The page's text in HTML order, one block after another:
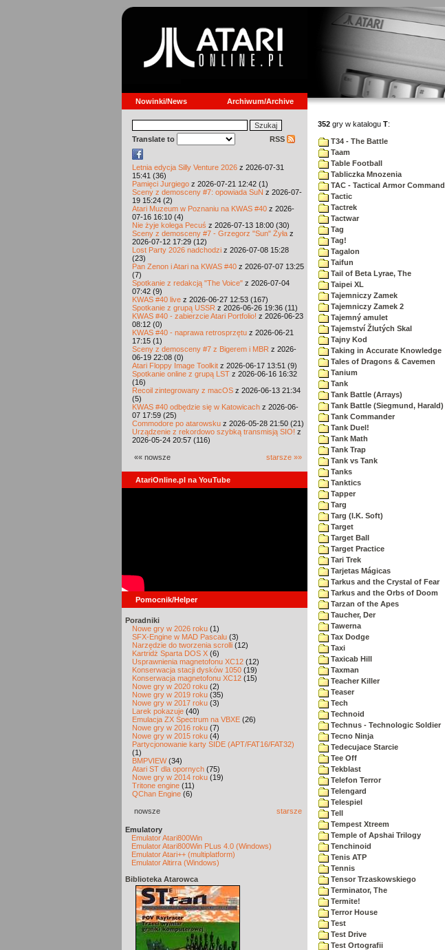
Nowinki/News Archiwum/Archive
Translate to RSS
Letnia edycja Silly Venture 2026 z 2026-07-31
15:41 (36)
Pamięci Jurgiego z 2026-07-21 12:42 (1)
Sceny z demosceny #7: opowiada SuN z 2026-07-
19 15:24 (2)
Atari Muzeum w Poznaniu na KWAS #40 z 2026-
07-16 16:10 (4)
Nie żyje kolega Pecuś z 2026-07-13 18:00 (30)
Sceny z demosceny #7 - Grzegorz "Sun" Żyła z
2026-07-12 17:29 (12)
Lost Party 2026 nadchodzi z 2026-07-08 15:28
(23)
Pan Zenon i Atari na KWAS #40 z 2026-07-07 13:25
(7)
Spotkanie z redakcją "The Voice" z 2026-07-04
07:42 (9)
KWAS #40 live z 2026-06-27 12:53 (167)
Spotkanie z grupą USSR z 2026-06-26 19:36 (11)
KWAS #40 - zabierzcie Atari Portfolio! z 2026-06-23
08:12 (0)
KWAS #40 - naprawa retrosprzętu z 2026-06-21
17:15 (1)
Sceny z demosceny #7 z Bigerem i MBR z 2026-
06-19 22:08 (0)
Atari Floppy Image Toolkit z 2026-06-17 13:51 (9)
Spotkanie online z grupą LST z 2026-06-16 16:32
(16)
Recoil zintegrowany z macOS z 2026-06-13 21:34
(5)
KWAS #40 odbędzie się w Katowicach z 2026-06-
07 17:59 (25)
Commodore po atarowsku z 2026-05-28 21:50 (21)
Urządzenie z rekordowo szybką transmisją SIO! z
2026-05-24 20:57 (116)
«« nowsze starsze »»
AtariOnline.pl na YouTube
Pomocnik/Helper
Poradniki
Nowe gry w 2026 roku (1)
SFX-Engine w MAD Pascalu (3)
Narzędzie do tworzenia scrolli (12)
Kartridż Sparta DOS X (6)
Usprawnienia magnetofonu XC12 (12)
Konserwacja stacji dysków 1050 (19)
Konserwacja magnetofonu XC12 (15)
Nowe gry w 2020 roku (2)
Nowe gry w 2019 roku (35)
Nowe gry w 2017 roku (3)
Larek pokazuje (40)
Emulacja ZX Spectrum na VBXE (26)
Nowe gry w 2016 roku (7)
Nowe gry w 2015 roku (4)
Partycjonowanie karty SIDE (APT/FAT16/FAT32)
(1)
BMPVIEW(34)
Atari ST dla opornych (75)
Nowe gry w 2014 roku (19)
Tritone engine (11)
QChan Engine (6)
nowsze starsze
Emulatory
Emulator Atari800Win
Emulator Atari800Win PLus 4.0 (Windows)
Emulator Atari++ (multiplatform)
Emulator Altirra (Windows)
Biblioteka Atarowca
352 gry w katalogu T:
T34 - The Battle
Taam
Table Football
Tabliczka Mnozenia
TAC - Tactical Armor Command
Tactic
Tactrek
Tactwar
Tag
Tag!
Tagalon
Taifun
Tail of Beta Lyrae, The
Taipei XL
Tajemniczy Zamek
Tajemniczy Zamek 2
Tajemný amulet
Tajemství Žlutých Skal
Tajny Kod
Taking in Accurate Knowledge
Tales of Dragons & Cavemen
Tanium
Tank
Tank Battle (Arrays)
Tank Battle (Siegmund, Harald)
Tank Commander
Tank Duel!
Tank Math
Tank Trap
Tank vs Tank
Tanks
Tanktics
Tapper
Targ
Targ (I.K. Soft)
Target
Target Ball
Target Practice
Tari Trek
Tarjetas Mágicas
Tarkus and the Crystal of Fear
Tarkus and the Orbs of Doom
Tarzan of the Apes
Taucher, Der
Tawerna
Tax Dodge
Taxi
Taxicab Hill
Taxman
Teacher Killer
Teaser
Tech
Technoid
Technus - Technologic Soldier
Tecno Ninja
Tedecujace Starcie
Tee Off
Tekblast
Telefon Terror
Telengard
Telespiel
Tell
Tempest Xtreem
Temple of Apshai Trilogy
Tenchinoid
Tenis ATP
Tennis
Tensor Trzaskowskiego
Terminator, The
Termite!
Terror House
Test
Test Drive
Test Ortografii